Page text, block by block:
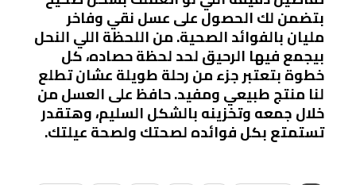
بتضمن لك الحصول على عسل نقي وفاخر
مليان بالفوائد الصحية. من اللحظة اللي النحل
بيجمع فيها الرحيق لحد لحظة حصاده، كل
خطوة بتعتبر جزء من رحلة طويلة عشان تطلع
لنا منتج طبيعي ومفيد. حافظ على العسل من
خلال جمعه وتخزينه بالشكل السليم، وهتقدر
تستمتع بكل فوائده لصحتك ولصحة عيلتك.